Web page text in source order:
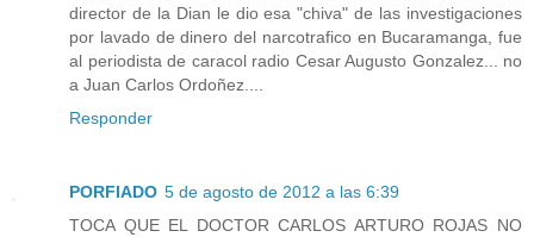
director de la Dian le dio esa "chiva" de las investigaciones
por lavado de dinero del narcotrafico en Bucaramanga, fue
al periodista de caracol radio Cesar Augusto Gonzalez... no
a Juan Carlos Ordoñez....
Responder
PORFIADO 5 de agosto de 2012 a las 6:39
TOCA QUE EL DOCTOR CARLOS ARTURO ROJAS NO